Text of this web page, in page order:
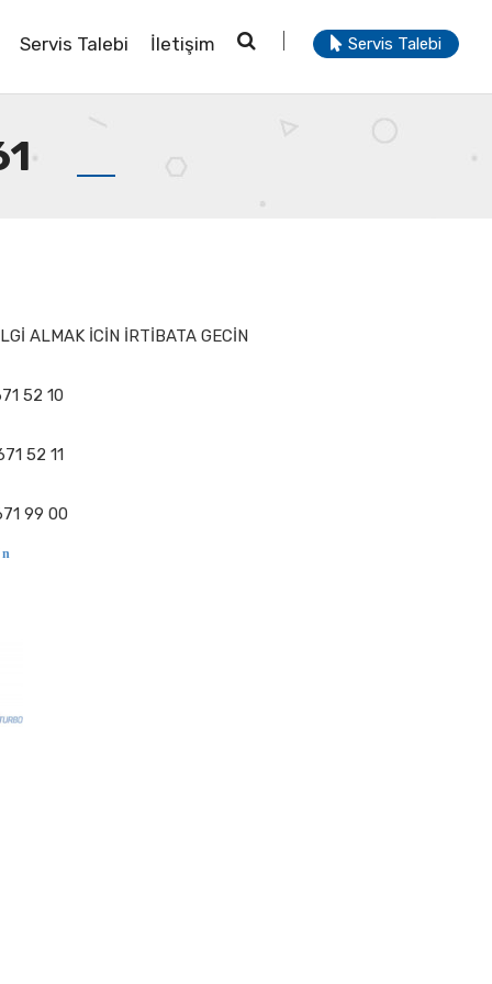
Servis Talebi İletişim Servis Talebi
ALMAK İCİN İRTİBATA GECİN
52 10
52 11
99 00
n